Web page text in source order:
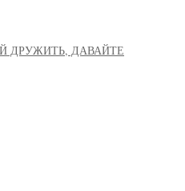
ДРУЖИТЬ, ДАВАЙТЕ